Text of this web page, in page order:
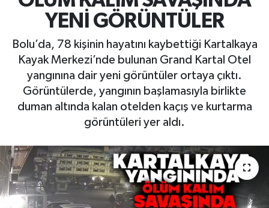
YENİ GÖRÜNTÜLER
Bolu’da, 78 kişinin hayatını kaybettiği Kartalkaya
Kayak Merkezi’nde bulunan Grand Kartal Otel
yangınına dair yeni görüntüler ortaya çıktı.
Görüntülerde, yangının başlamasıyla birlikte
duman altında kalan otelden kaçış ve kurtarma
görüntüleri yer aldı.